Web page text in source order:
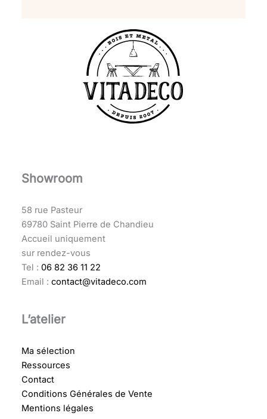
Showroom
58 rue Pasteur
69780 Saint Pierre de Chandieu
Accueil uniquement
sur rendez-vous
Tel : 06 82 36 11 22
Email : contact@vitadeco.com
L’atelier
Ma sélection
Ressources
Contact
Conditions Générales de Vente
Mentions légales